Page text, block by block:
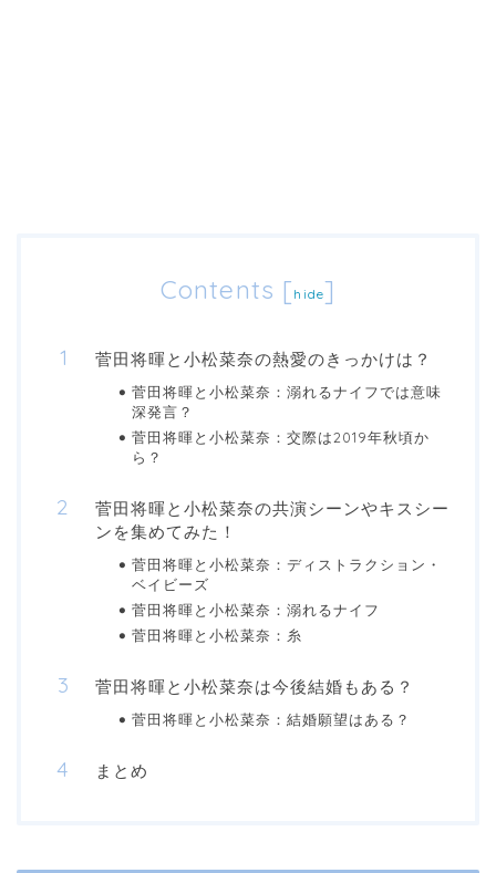
Contents [ hide]
菅田将暉と小松菜奈の熱愛のきっかけは？
菅田将暉と小松菜奈：溺れるナイフでは意味
深発言？
菅田将暉と小松菜奈：交際は2019年秋頃か
ら？
菅田将暉と小松菜奈の共演シーンやキスシー
ンを集めてみた！
菅田将暉と小松菜奈：ディストラクション・
ベイビーズ
菅田将暉と小松菜奈：溺れるナイフ
菅田将暉と小松菜奈：糸
菅田将暉と小松菜奈は今後結婚もある？
菅田将暉と小松菜奈：結婚願望はある？
まとめ